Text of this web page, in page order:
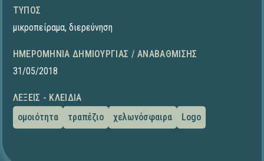
ΤΎΠΟΣ
μικροπείραμα, διερεύνηση
ΗΜΕΡΟΜΗΝΊΑ ΔΗΜΙΟΥΡΓΊΑΣ / ΑΝΑΒΆΘΜΙΣΗΣ
31/05/2018
ΛΈΞΕΙΣ - ΚΛΕΙΔΙΆ
ομοιότητα
τραπέζιο χελωνόσφαιρα Logo